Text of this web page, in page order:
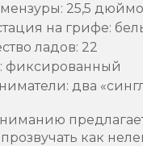
25,5
на грифе:
ладов: 22
фиксированный
два
как